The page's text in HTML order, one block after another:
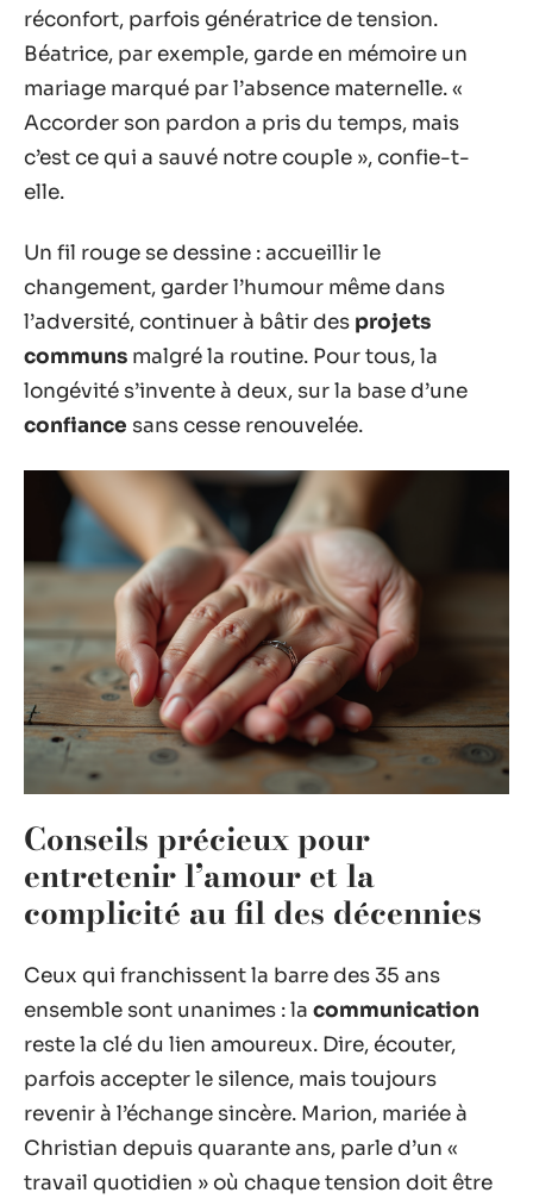
réconfort, parfois génératrice de tension.
Béatrice, par exemple, garde en mémoire un
mariage marqué par l’absence maternelle. «
Accorder son pardon a pris du temps, mais
c’est ce qui a sauvé notre couple », confie-t-
elle.
Un fil rouge se dessine : accueillir le
changement, garder l’humour même dans
l’adversité, continuer à bâtir des projets
communs malgré la routine. Pour tous, la
longévité s’invente à deux, sur la base d’une
confiance sans cesse renouvelée.
Conseils précieux pour
entretenir l’amour et la
complicité au fil des décennies
Ceux qui franchissent la barre des 35 ans
ensemble sont unanimes : la communication
reste la clé du lien amoureux. Dire, écouter,
parfois accepter le silence, mais toujours
revenir à l’échange sincère. Marion, mariée à
Christian depuis quarante ans, parle d’un «
travail quotidien » où chaque tension doit être